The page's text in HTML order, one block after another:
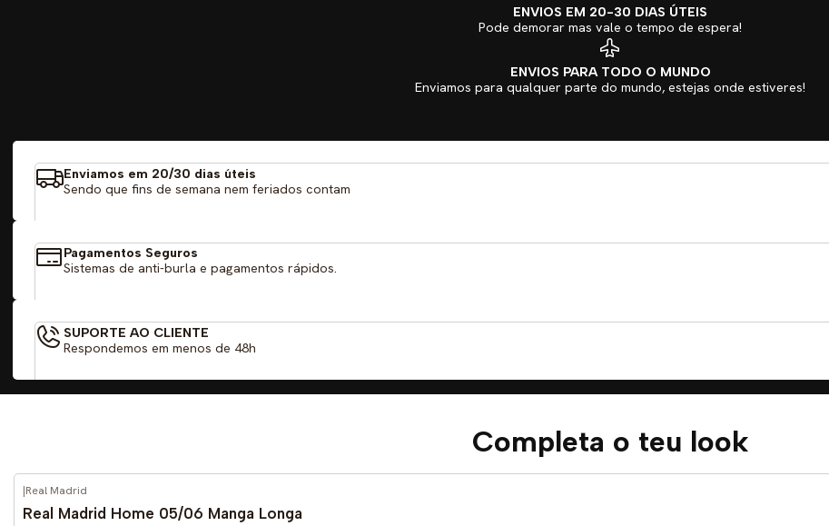
ENVIOS EM 20-30 DIAS ÚTEIS
Pode demorar mas vale o tempo de espera!
ENVIOS PARA TODO O MUNDO
Enviamos para qualquer parte do mundo, estejas onde estiveres!
Enviamos em 20/30 dias úteis
Sendo que fins de semana nem feriados contam
Pagamentos Seguros
Sistemas de anti-burla e pagamentos rápidos.
SUPORTE AO CLIENTE
Respondemos em menos de 48h
Completa o teu look
-59% DESCONTO
|Real Madrid
Real Madrid Home 05/06 Manga Longa